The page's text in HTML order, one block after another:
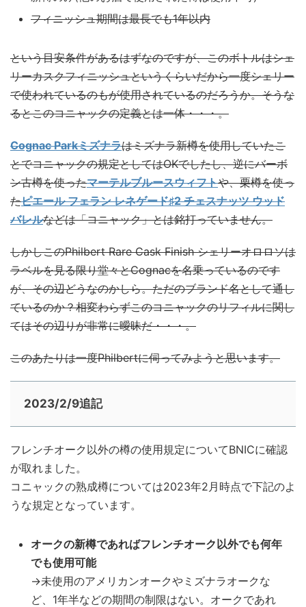
フィニッシュ期間は最長でも1年以内
という目安条件があるはずなのですが、このボトルはシェ
リーカスクフィニッシュというくらいだから一度シェリー
で使われているのもが使用されているのだろうか。そうな
るとこのコニャックの定義とは一体・・・。
Cognac Parkミズナラはミズナラ新樽を使用していたこ
とでコニャックの規定としてはOKでしたし、逆にバーボ
ン古樽を使ったマーテルブルースウィフトや、栗樽を使っ
たピエール フェラン レネゲード♯2 チェスナッツ ウッド
バレルなどは「コニャック」とは銘打っていません。
しかしこのPhilbert Rare Cask Finish シェリーオロロソは
ラベルを見る限り堂々とCognacを名乗っているのです
が、その辺どうなのかしら。ただのブランド名として通し
ているのか？相変わらずこのコニャックのリフィルに関し
てはその辺りが非常に曖昧だ・・・。
このあたりは一度Philbertに伺ってみようと思います。
2023/2/9追記
フレンチオーク以外の樽の使用規定についてBNICに確認
が取れました。
コニャックの熟成樽については2023年2月時点で下記のよ
うな規定となっています。
オークの新樽であればフレンチオーク以外でも何年
でも使用可能
→未使用のアメリカンオークやミズナラオークな
ど、1年半などの期間の制限はない。オークであれ